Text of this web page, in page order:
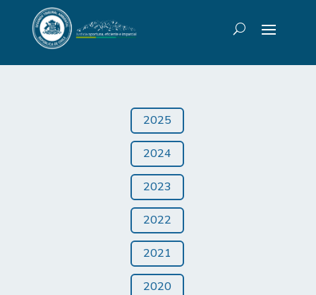
2025
2024
2023
2022
2021
2020